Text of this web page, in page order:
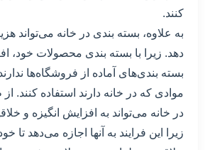
کنند.
به علاوه، بسته بندی در خانه می‌تواند
دهد. زیرا با بسته بندی محصولات خود،
بسته بندی‌های آماده از فروشگاه‌ها
موادی که در خانه دارند استفاده کنند.
در خانه می‌تواند به افزایش انگیزه و
زیرا این فرایند به آنها اجازه می‌دهد تا